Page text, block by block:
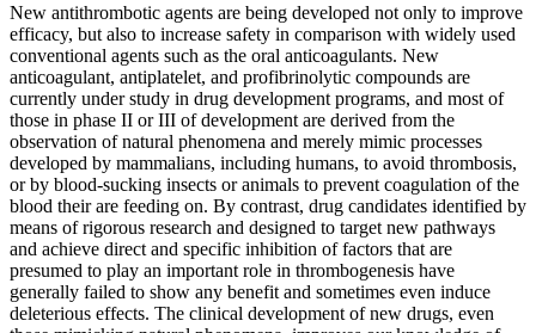
New antithrombotic agents are being developed not only to improve
efficacy, but also to increase safety in comparison with widely used
conventional agents such as the oral anticoagulants. New
anticoagulant, antiplatelet, and profibrinolytic compounds are
currently under study in drug development programs, and most of
those in phase II or III of development are derived from the
observation of natural phenomena and merely mimic processes
developed by mammalians, including humans, to avoid thrombosis,
or by blood-sucking insects or animals to prevent coagulation of the
blood their are feeding on. By contrast, drug candidates identified by
means of rigorous research and designed to target new pathways
and achieve direct and specific inhibition of factors that are
presumed to play an important role in thrombogenesis have
generally failed to show any benefit and sometimes even induce
deleterious effects. The clinical development of new drugs, even